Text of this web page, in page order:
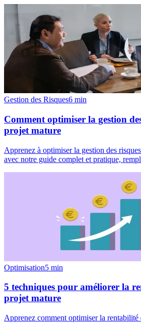
Gestion des Risques6 min
Comment optimiser la gestion
projet mature
Apprenez à optimiser la gestion des
avec notre guide complet et pratique,
Optimisation5 min
5 techniques pour améliorer la
projet mature
Apprenez comment optimiser la rentabilité